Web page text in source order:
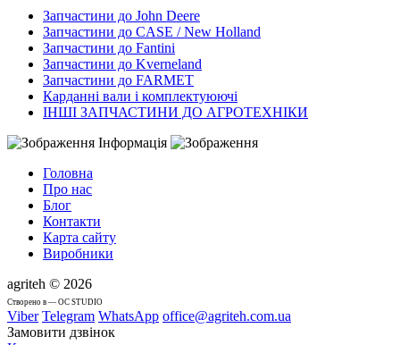
Запчастини до John Deere
Запчастини до CASE / New Holland
Запчастини до Fantini
Запчастини до Kverneland
Запчастини до FARMET
Карданні вали і комплектуюючі
ІНШІ ЗАПЧАСТИНИ ДО АГРОТЕХНІКИ
Інформація
Головна
Про нас
Блог
Контакти
Карта сайту
Виробники
agriteh © 2026
Cтворено в — OC STUDIO
Viber Telegram WhatsApp office@agriteh.com.ua
Замовити дзвінок